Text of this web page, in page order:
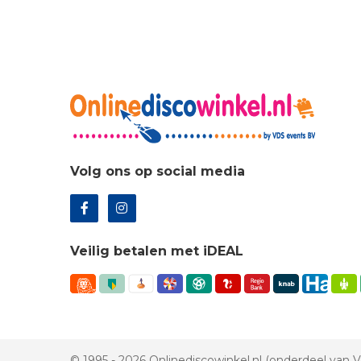
Volg ons op social media
Veilig betalen met iDEAL